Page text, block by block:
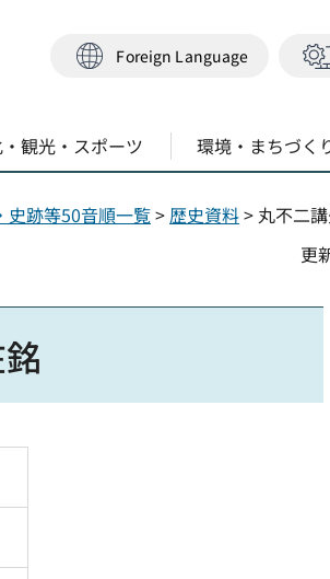
Foreign Language
観光・スポーツ 環境・まちづく
史跡等50音順一覧> 歴史資料> 丸不二
更